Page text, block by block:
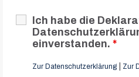
Ich habe die
einverstanden. *
Zur Datenschutzerklärung Zur